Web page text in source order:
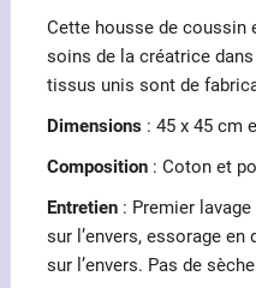
Cette housse de coussin
soins de la créatrice
tissus unis sont de
Dimensions: 45 x 45 cm
Composition: Coton et
Entretien : Premier
sur l’envers, essorage
sur l’envers. Pas de